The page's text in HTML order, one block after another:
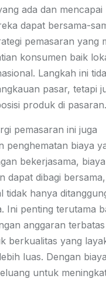
ada dan mencapai
dapat bersama-
pemasaran yang
konsumen baik
Langkah ini
pasar, tetapi
produk di pasaran.
pemasaran ini juga
penghematan biaya
bekerjasama,
dapat dibagi
tidak hanya
Ini penting terutama
anggaran
berkualitas yang
luas. Dengan
untuk